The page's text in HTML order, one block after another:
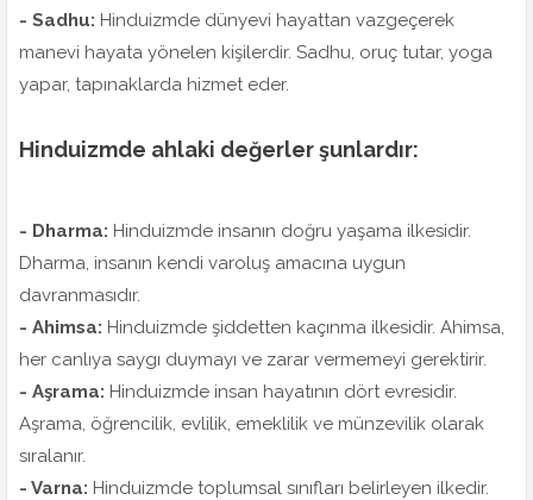
- Sadhu: Hinduizmde dünyevi hayattan vazgeçerek
manevi hayata yönelen kişilerdir. Sadhu, oruç tutar, yoga
yapar, tapınaklarda hizmet eder.
Hinduizmde ahlaki değerler şunlardır:
- Dharma: Hinduizmde insanın doğru yaşama ilkesidir.
Dharma, insanın kendi varoluş amacına uygun
davranmasıdır.
- Ahimsa: Hinduizmde şiddetten kaçınma ilkesidir. Ahimsa,
her canlıya saygı duymayı ve zarar vermemeyi gerektirir.
- Aşrama: Hinduizmde insan hayatının dört evresidir.
Aşrama, öğrencilik, evlilik, emeklilik ve münzevilik olarak
sıralanır.
- Varna: Hinduizmde toplumsal sınıfları belirleyen ilkedir.